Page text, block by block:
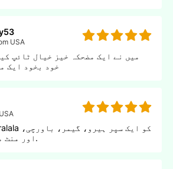
USA
میں نے ایک مضحکہ خیز خیال ٹائپ
خود بخود ایک
اور منٹ میں اثر انداز کیا.